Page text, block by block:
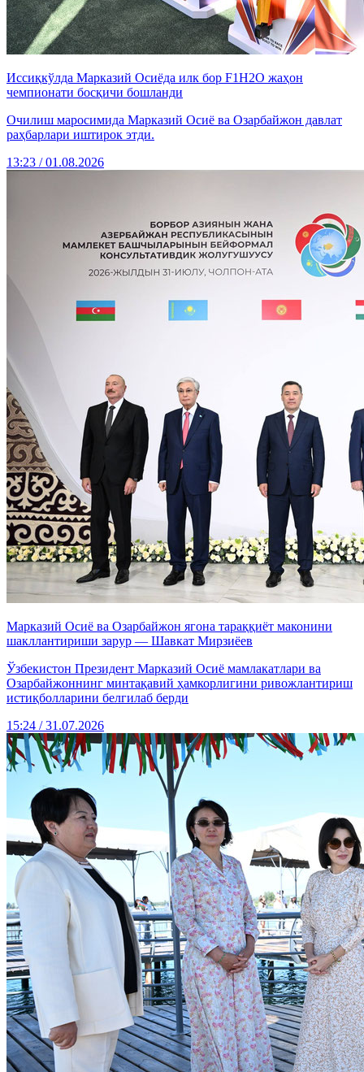
Иссиқкўлда Марказий Осиёда илк бор F1H2O жаҳон
чемпионати босқичи бошланди
Очилиш маросимида Марказий Осиё ва Озарбайжон давлат
раҳбарлари иштирок этди.
13:23 / 01.08.2026
Марказий Осиё ва Озарбайжон ягона тараққиёт маконини
шакллантириши зарур — Шавкат Мирзиёев
Ўзбекистон Президент Марказий Осиё мамлакатлари ва
Озарбайжоннинг минтақавий ҳамкорлигини ривожлантириш
истиқболларини белгилаб берди
15:24 / 31.07.2026